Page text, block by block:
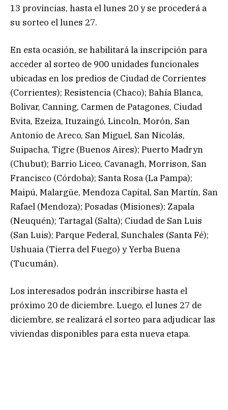
13 provincias, hasta el lunes 20 y se procederá a
su sorteo el lunes 27.
En esta ocasión, se habilitará la inscripción para
acceder al sorteo de 900 unidades funcionales
ubicadas en los predios de Ciudad de Corrientes
(Corrientes); Resistencia (Chaco); Bahía Blanca,
Bolivar, Canning, Carmen de Patagones, Ciudad
Evita, Ezeiza, Ituzaingó, Lincoln, Morón, San
Antonio de Areco, San Miguel, San Nicolás,
Suipacha, Tigre (Buenos Aires); Puerto Madryn
(Chubut); Barrio Liceo, Cavanagh, Morrison, San
Francisco (Córdoba); Santa Rosa (La Pampa);
Maipú, Malargüe, Mendoza Capital, San Martín, San
Rafael (Mendoza); Posadas (Misiones); Zapala
(Neuquén); Tartagal (Salta); Ciudad de San Luis
(San Luis); Parque Federal, Sunchales (Santa Fé);
Ushuaia (Tierra del Fuego) y Yerba Buena
(Tucumán).
Los interesados podrán inscribirse hasta el
próximo 20 de diciembre. Luego, el lunes 27 de
diciembre, se realizará el sorteo para adjudicar las
viviendas disponibles para esta nueva etapa.